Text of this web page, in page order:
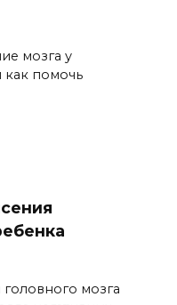
мозга у
помочь
мозга